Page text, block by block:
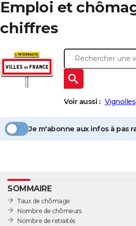
Emploi et
chiffres
Voir aussi : Vignolles
Je m'abonne aux infos à pas
SOMMAIRE
Taux de chômage
Nombre de chômeurs
Nombre de retraités